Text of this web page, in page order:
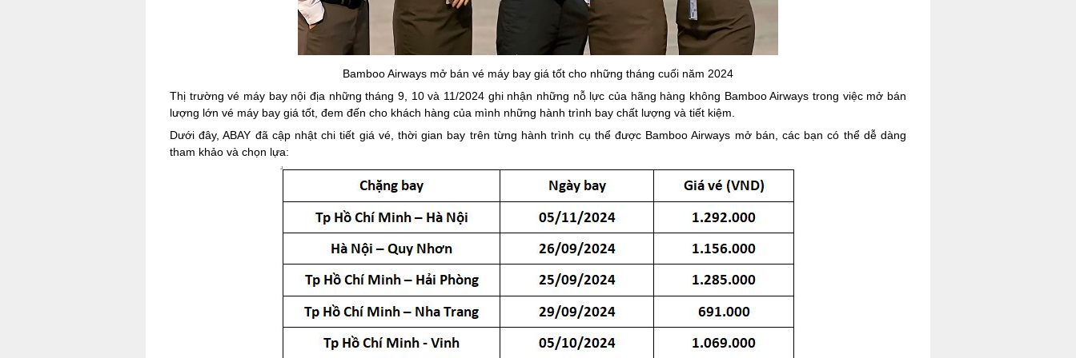
Bamboo Airways mở bán vé máy bay giá tốt cho những tháng cuối năm 2024
Thị trường vé máy bay nội địa những tháng 9, 10 và 11/2024 ghi nhận những nỗ lực của hãng hàng không Bamboo Airways trong việc mở bán
lượng lớn vé máy bay giá tốt, đem đến cho khách hàng của mình những hành trình bay chất lượng và tiết kiệm.
Dưới đây, ABAY đã cập nhật chi tiết giá vé, thời gian bay trên từng hành trình cụ thể được Bamboo Airways mở bán, các bạn có thể dễ dàng
tham khảo và chọn lựa: